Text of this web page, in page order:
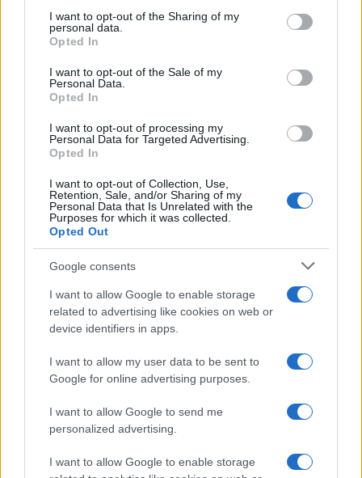
disclose it to other third parties.
Please note that this website/app uses one or more Google
services and may gather and store information including but
not limited to your visit or usage behaviour. You may click to
grant or deny consent to Google and its third-party tags to
consent section.
I want to opt-out of the Sharing of my
personal data.
Opted In
I want to opt-out of the Sale of my
Personal Data.
Opted In
I want to opt-out of processing my
Personal Data for Targeted Advertising.
Opted In
I want to opt-out of Collection, Use,
Retention, Sale, and/or Sharing of my
Personal Data that Is Unrelated with the
Purposes for which it was collected.
Opted Out
Google consents
I want to allow Google to enable storage
related to advertising like cookies on web or
device identifiers in apps.
I want to allow my user data to be sent to
Google for online advertising purposes.
I want to allow Google to send me
personalized advertising.
I want to allow Google to enable storage